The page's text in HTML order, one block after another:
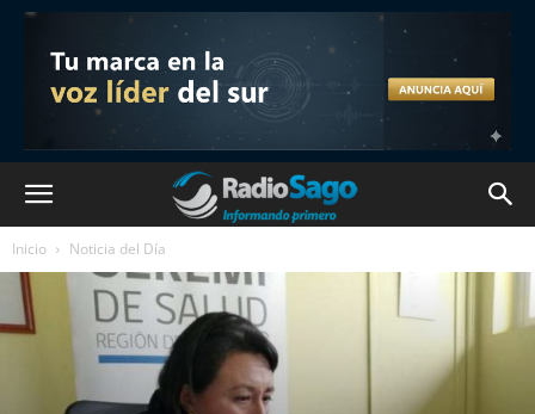
Inicio Noticia del Día